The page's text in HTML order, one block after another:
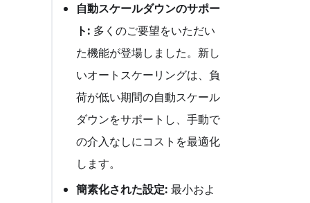
自動スケールダウンのサポー
ト: 多くのご要望をいただい
た機能が登場しました。新し
いオートスケーリングは、負
荷が低い期間の自動スケール
ダウンをサポートし、手動で
の介入なしにコストを最適化
します。
簡素化された設定: 最小およ